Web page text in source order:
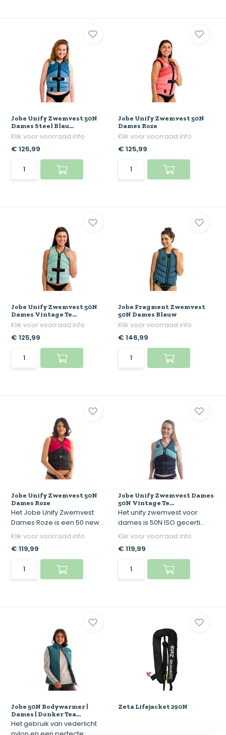
Jobe Unify Zwemvest 50N
Dames Steel Blau...
Klik voor voorraad info
€ 125,99
Jobe Unify Zwemvest 50N
Dames Roze
Klik voor voorraad info
€ 125,99
Jobe Unify Zwemvest 50N
Dames Vintage Te...
Klik voor voorraad info
€ 125,99
Jobe Fragment Zwemvest
50N Dames Blauw
Klik voor voorraad info
€ 146,99
Jobe Unify Zwemvest 50N
Dames Roze
Het Jobe Unify Zwemvest
Dames Roze is een 50 new...
Klik voor voorraad info
€ 119,99
Jobe Unify Zwemvest Dames
50N Vintage Te...
Het unify zwemvest voor
dames is 50N ISO gecerti...
Klik voor voorraad info
€ 119,99
Jobe 50N Bodywarmer |
Dames | Donker Tea...
Het gebruik van vederlicht
Zeta Lifejacket 290N